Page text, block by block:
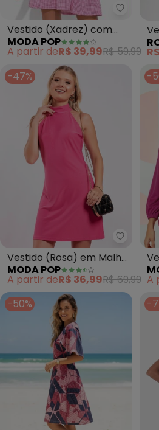
Moda
Vestido (Xadrez) com
Babado e Amarração
MODA POP
A partir deR$ 39,99R$ 59,99
-47%
Moda
Vestido (Rosa) em Malha
Crepe
MODA POP
A partir deR$ 36,99R$ 69,99
-
A
-50%
-